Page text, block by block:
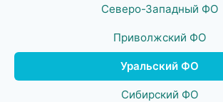
Северо-Западный ФО
Приволжский ФО
Уральский ФО
Сибирский ФО